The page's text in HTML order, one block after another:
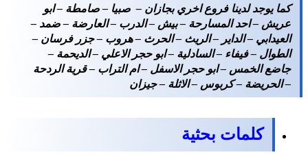
كما يوجد لدينا فروع اخري بجازان – صبيا – صامطة – ابو
عريش – احد المسارحة – بيش – الدرب – العارضة – ضمد –
العيدابي – الداير – الريث – الحرث – هروب – جزر فرسان –
الطوال – فيفاء – السادلية – ابو حجر الاعلي – الديحمة –
جاضع الخمس – ابو حجر الاسفل – ام التراب – قرية الردحة
– الحريضة – كربوس – الاثلة – جيزان
كلمات بحثية